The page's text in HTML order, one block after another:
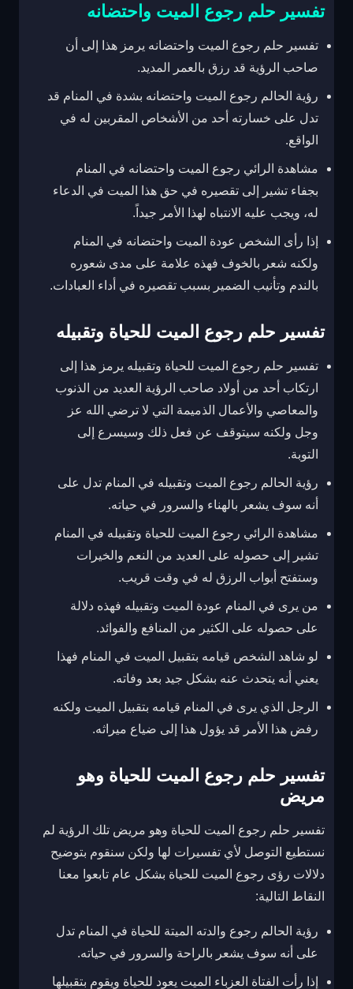
تفسير حلم رجوع الميت واحتضانه
تفسير حلم رجوع الميت واحتضانه يرمز هذا إلى أن
صاحب الرؤية قد رزق بالعمر المديد.
رؤية الحالم رجوع الميت واحتضانه بشدة في المنام قد
تدل على خسارته أحد من الأشخاص المقربين له في
الواقع.
مشاهدة الرائي رجوع الميت واحتضانه في المنام
بجفاء تشير إلى تقصيره في حق هذا الميت في الدعاء
له، ويجب عليه الانتباه لهذا الأمر جيداً.
إذا رأى الشخص عودة الميت واحتضانه في المنام
ولكنه شعر بالخوف فهذه علامة على مدى شعوره
بالندم وتأنيب الضمير بسبب تقصيره في أداء العبادات.
تفسير حلم رجوع الميت للحياة وتقبيله
تفسير حلم رجوع الميت للحياة وتقبيله يرمز هذا إلى
ارتكاب أحد من أولاد صاحب الرؤية العديد من الذنوب
والمعاصي والأعمال الذميمة التي لا ترضي الله عز
وجل ولكنه سيتوقف عن فعل ذلك وسيسرع إلى
التوبة.
رؤية الحالم رجوع الميت وتقبيله في المنام تدل على
أنه سوف يشعر بالهناء والسرور في حياته.
مشاهدة الرائي رجوع الميت للحياة وتقبيله في المنام
تشير إلى حصوله على العديد من النعم والخيرات
وستفتح أبواب الرزق له في وقت قريب.
من يرى في المنام عودة الميت وتقبيله فهذه دلالة
على حصوله على الكثير من المنافع والفوائد.
لو شاهد الشخص قيامه بتقبيل الميت في المنام فهذا
يعني أنه يتحدث عنه بشكل جيد بعد وفاته.
الرجل الذي يرى في المنام قيامه بتقبيل الميت ولكنه
رفض هذا الأمر قد يؤول هذا إلى ضياع ميراثه.
تفسير حلم رجوع الميت للحياة وهو
مريض
تفسير حلم رجوع الميت للحياة وهو مريض تلك الرؤية لم
نستطيع التوصل لأي تفسيرات لها ولكن سنقوم بتوضيح
دلالات رؤى رجوع الميت للحياة بشكل عام تابعوا معنا
النقاط التالية:
رؤية الحالم رجوع والدته الميتة للحياة في المنام تدل
على أنه سوف يشعر بالراحة والسرور في حياته.
إذا رأت الفتاة العزباء الميت يعود للحياة ويقوم بتقبيلها